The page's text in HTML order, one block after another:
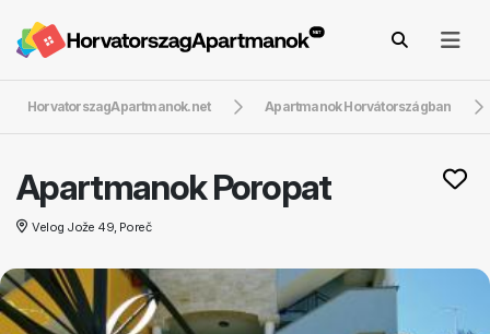
HorvatorszagApartmanok.net Apartmanok Horvátországban
Apartmanok Poropat
Velog Jože 49, Poreč